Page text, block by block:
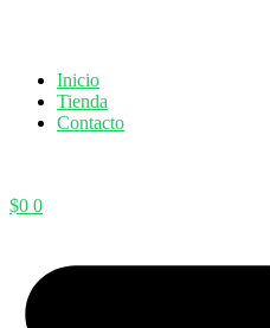
Inicio
Tienda
Contacto
$0 0